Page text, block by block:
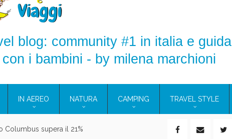
blog: community #1 in italia e guida
i bambini - by milena marchioni
IN AEREO NATURA CAMPING TRAVEL STYLE
conquistato la mia valigia (e la pelle sensibile)